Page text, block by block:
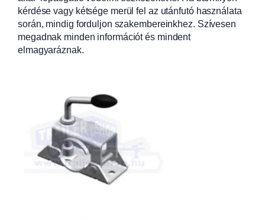
kérdése vagy kétsége merül fel az utánfutó használata
során, mindig forduljon szakembereinkhez. Szívesen
megadnak minden információt és mindent
elmagyaráznak.